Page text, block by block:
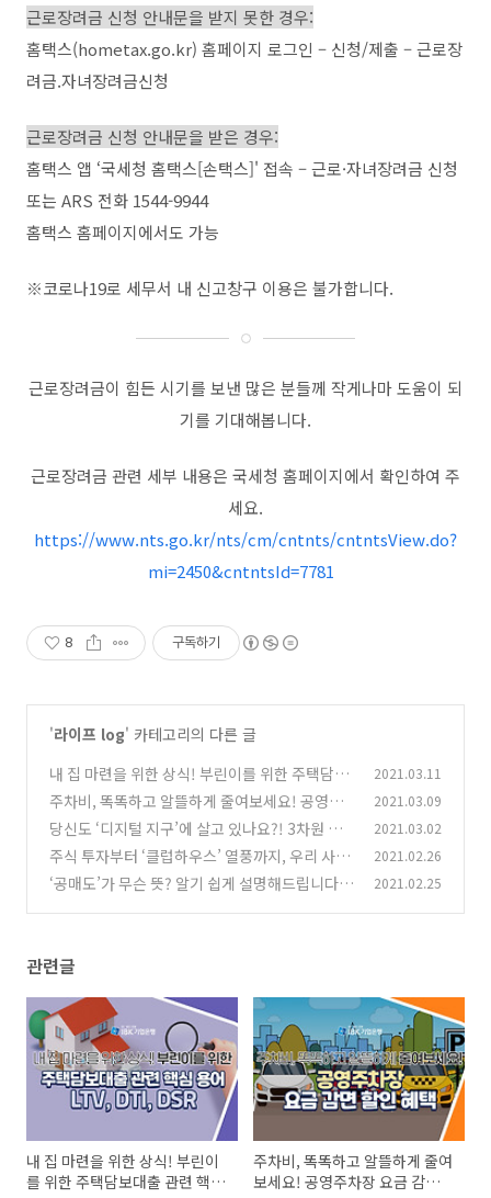
근로장려금 신청 안내문을 받지 못한 경우:
홈택스(hometax.go.kr) 홈페이지 로그인 – 신청/제출 –근로장
려금.자녀장려금신청
근로장려금 신청 안내문을 받은 경우:
홈택스 앱 ‘국세청 홈택스[손택스]' 접속 –근로·자녀장려금 신청
또는 ARS 전화 1544-9944
홈택스 홈페이지에서도 가능
※코로나19로 세무서 내 신고창구 이용은 불가합니다.
근로장려금이 힘든 시기를 보낸 많은 분들께 작게나마 도움이 되
기를 기대해봅니다.
근로장려금 관련 세부 내용은 국세청 홈페이지에서 확인하여 주
세요.
https://www.nts.go.kr/nts/cm/cntnts/cntntsView.do?
mi=2450&cntntsId=7781
8 구독하기
'라이프 log' 카테고리의 다른 글
내 집 마련을 위한 상식! 부린이를 위한 주택담보
대출 관련 핵심 용어 LTV, DTI, DSR (0)
2021.03.11
주차비, 똑똑하고 알뜰하게 줄여보세요! 공영주
차장 요금 감면 할인 혜택 (0)
2021.03.09
당신도 ‘디지털 지구’에 살고 있나요?! 3차원 가
상 세계 ‘메타버스’ 알아보기
(0)
2021.03.02
주식 투자부터 ‘클럽하우스’ 열풍까지, 우리 사회
를 뒤흔드는 '포모증후군' 알아보기
(1)
2021.02.26
‘공매도’가 무슨 뜻? 알기 쉽게 설명해드립니다! 2021.02.25
관련글
내 집 마련을 위한 상식! 부린이
를 위한 주택담보대출 관련 핵심
주차비, 똑똑하고 알뜰하게 줄여
보세요! 공영주차장 요금 감면